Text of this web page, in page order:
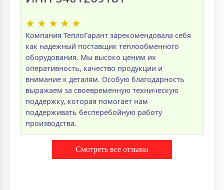
★ ★ ★ ★ ★
Компания ТеплоГарант зарекомендовала себя
как надежный поставщик теплообменного
оборудования. Мы высоко ценим их
оперативность, качество продукции и
внимание к деталям. Особую благодарность
выражаем за своевременную техническую
поддержку, которая помогает нам
поддерживать бесперебойную работу
производства.
Смотреть все отзывы